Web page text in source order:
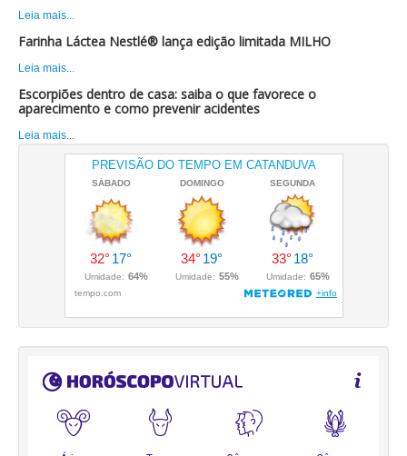
Leia mais...
Farinha Láctea Nestlé® lança edição limitada MILHO
Leia mais...
Escorpiões dentro de casa: saiba o que favorece o
aparecimento e como prevenir acidentes
Leia mais...